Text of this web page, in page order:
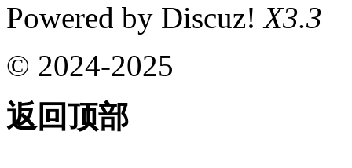
Powered by Discuz!X3.3
© 2024-2025
返回顶部